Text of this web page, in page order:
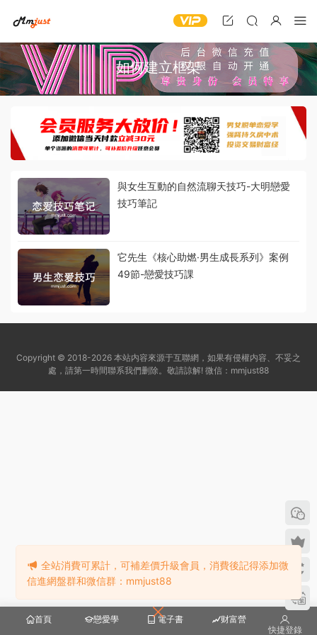
如何建立框架
與女生互動的自然流聊天技巧-大明戀愛
技巧筆記
它先生《核心助燃·男生成長系列》案例
49節-戀愛技巧課
首頁 戀愛學 電子書
财富營
快捷登錄
Copyright © 2018-2026 本站内容來源于互聯網，如果有侵權内容、不妥之
處，請第一時間聯系我們删除。敬請諒解! 微信：mmjust88
全站消費可累計，可補差價升級會員，消費後記得添加微
信進網盤群和微信群：mmjust88